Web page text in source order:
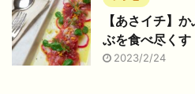
【あさイチ】
ぶを食べ尽くす
2023/2/24